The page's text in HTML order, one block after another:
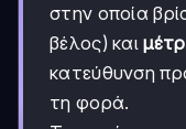
στην οποία
βέλος) και
κατεύθυνση
τη φορά.